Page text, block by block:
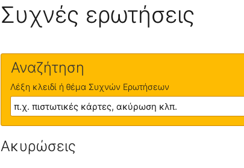
Συχνές ερωτήσεις
Αναζήτηση
Λέξη κλειδί ή θέμα Συχνών Ερωτήσεων
Ακυρώσεις